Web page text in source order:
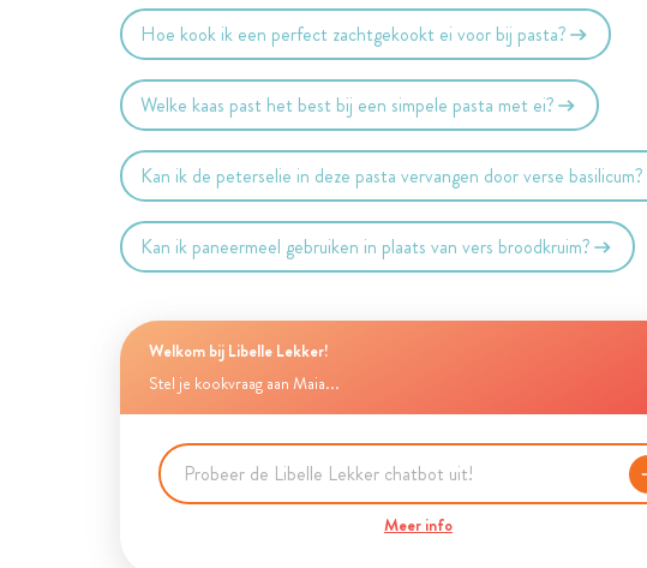
Hoe kook ik een perfect zachtgekookt ei voor bij pasta?
Welke kaas past het best bij een simpele pasta met ei?
Kan ik de peterselie in deze pasta vervangen door verse basilicum?
Kan ik paneermeel gebruiken in plaats van vers broodkruim?
Welkom bij Libelle Lekker!
Stel je kookvraag aan Maia...
Meer info